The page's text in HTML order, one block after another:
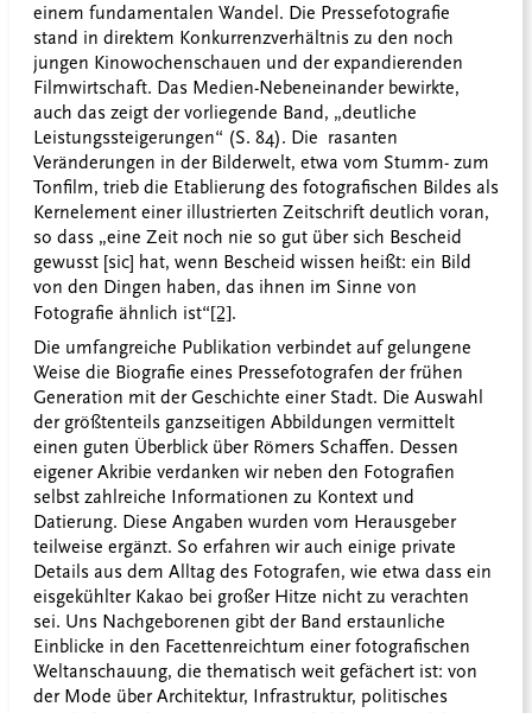
einem fundamentalen Wandel. Die Pressefotografie
stand in direktem Konkurrenzverhältnis zu den noch
jungen Kinowochenschauen und der expandierenden
Filmwirtschaft. Das Medien-Nebeneinander bewirkte,
auch das zeigt der vorliegende Band, „deutliche
Leistungssteigerungen“ (S. 84). Die rasanten
Veränderungen in der Bilderwelt, etwa vom Stumm- zum
Tonfilm, trieb die Etablierung des fotografischen Bildes als
Kernelement einer illustrierten Zeitschrift deutlich voran,
so dass „eine Zeit noch nie so gut über sich Bescheid
gewusst [sic] hat, wenn Bescheid wissen heißt: ein Bild
von den Dingen haben, das ihnen im Sinne von
Fotografie ähnlich ist“[2].
Die umfangreiche Publikation verbindet auf gelungene
Weise die Biografie eines Pressefotografen der frühen
Generation mit der Geschichte einer Stadt. Die Auswahl
der größtenteils ganzseitigen Abbildungen vermittelt
einen guten Überblick über Römers Schaffen. Dessen
eigener Akribie verdanken wir neben den Fotografien
selbst zahlreiche Informationen zu Kontext und
Datierung. Diese Angaben wurden vom Herausgeber
teilweise ergänzt. So erfahren wir auch einige private
Details aus dem Alltag des Fotografen, wie etwa dass ein
eisgekühlter Kakao bei großer Hitze nicht zu verachten
sei. Uns Nachgeborenen gibt der Band erstaunliche
Einblicke in den Facettenreichtum einer fotografischen
Weltanschauung, die thematisch weit gefächert ist: von
der Mode über Architektur, Infrastruktur, politisches